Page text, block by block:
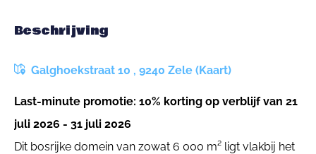
Beschrijving
Galghoekstraat 10 , 9240 Zele (Kaart)
Last-minute promotie: 10% korting op verblijf van 21
juli 2026 - 31 juli 2026
Dit bosrijke domein van zowat 6 000 m² ligt vlakbij het